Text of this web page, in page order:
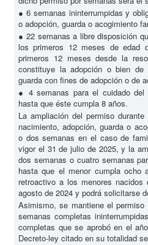
● 6 semanas ininterrumpidas y
o adopción, guarda o acogimiento
● 22 semanas a libre disposición
los primeros 12 meses de edad
primeros 12 meses desde la
constituye la adopción o bien de
guarda con fines de adopción o de
● 4 semanas para el cuidado del
hasta que éste cumpla 8 años.
La ampliación del permiso
nacimiento, adopción, guarda o
o dos semanas en el caso de
vigor el 31 de julio de 2025, y la
dos semanas o cuatro semanas
hasta que el menor cumpla ocho
retroactivo a los menores
agosto de 2024 y podrá solicitarse
Asimismo, se mantiene el
semanas completas
completas que se aprobó en el
Decreto-ley citado en su totalidad